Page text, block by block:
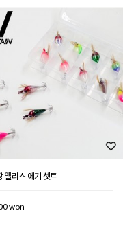
앨리스 에기 셋트
won